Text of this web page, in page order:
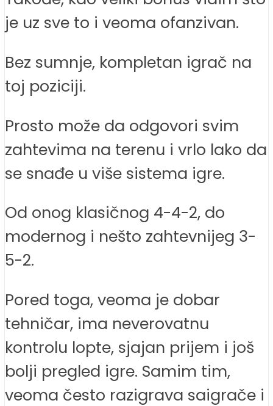
je uz sve to i veoma ofanzivan.
Bez sumnje, kompletan igrač na
toj poziciji.
Prosto može da odgovori svim
zahtevima na terenu i vrlo lako da
se snađe u više sistema igre.
Od onog klasičnog 4-4-2, do
modernog i nešto zahtevnijeg 3-
5-2.
Pored toga, veoma je dobar
tehničar, ima neverovatnu
kontrolu lopte, sjajan prijem i još
bolji pregled igre. Samim tim,
veoma često razigrava saigrače i